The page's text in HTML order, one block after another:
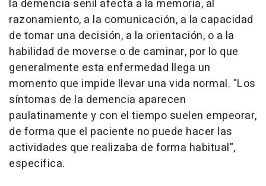
la demencia senil afecta a la memoria, al
razonamiento, a la comunicación, a la capacidad
de tomar una decisión, a la orientación, o a la
habilidad de moverse o de caminar, por lo que
generalmente esta enfermedad llega un
momento que impide llevar una vida normal. "Los
síntomas de la demencia aparecen
paulatinamente y con el tiempo suelen empeorar,
de forma que el paciente no puede hacer las
actividades que realizaba de forma habitual",
especifica.